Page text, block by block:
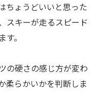
ちょうどいいと思った
スキーが走るスピード
。
の硬さの感じ方が変わ
柔らかいかを判断しま